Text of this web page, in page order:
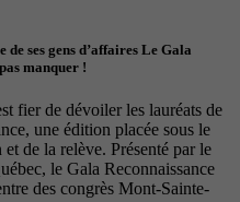
ses gens d’affaires Le Gala
manquer !
fier de dévoiler les lauréats de
une édition placée sous le
de la relève. Présenté par le
le Gala Reconnaissance
des congrès Mont-Sainte-